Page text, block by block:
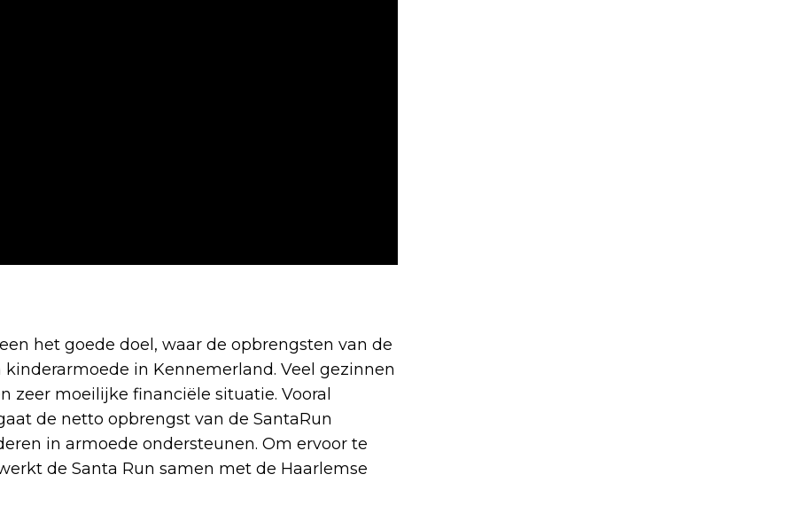
het goede doel, waar de opbrengsten van de
in Kennemerland. Veel gezinnen
moeilijke financiële situatie. Vooral
de netto opbrengst van de SantaRun
in armoede ondersteunen. Om ervoor te
de Santa Run samen met de Haarlemse